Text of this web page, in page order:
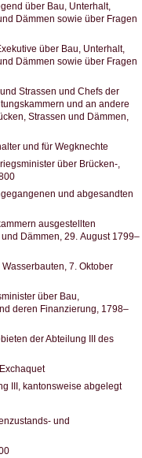
über Bau, Unterhalt,
Dämmen sowie über Fragen
über Bau, Unterhalt,
Dämmen sowie über Fragen
Strassen und Chefs der
und an andere
Strassen und Dämmen,
und für Wegknechte
über Brücken-,
und abgesandten
ausgestellten
Dämmen, 29. August 1799–
7. Oktober
über Bau,
deren Finanzierung, 1798–
der Abteilung III des
III, kantonsweise abgelegt
und